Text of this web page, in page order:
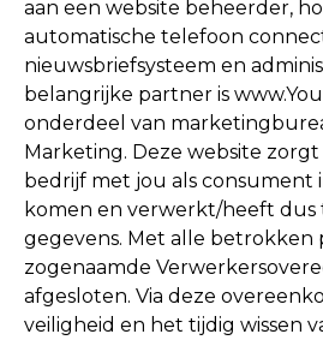
aan een website beheerder,
automatische telefoon
nieuwsbriefsysteem en
belangrijke partner is
onderdeel van
Marketing. Deze website
bedrijf met jou als consument
komen en verwerkt/heeft
gegevens. Met alle betrokken
zogenaamde
afgesloten. Via deze
veiligheid en het tijdig wissen